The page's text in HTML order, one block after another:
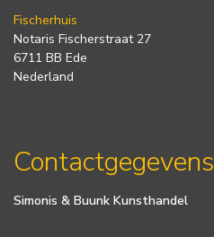
Fischerhuis
Notaris Fischerstraat 27
6711 BB Ede
Nederland
Contactgegevens
Simonis & Buunk Kunsthandel